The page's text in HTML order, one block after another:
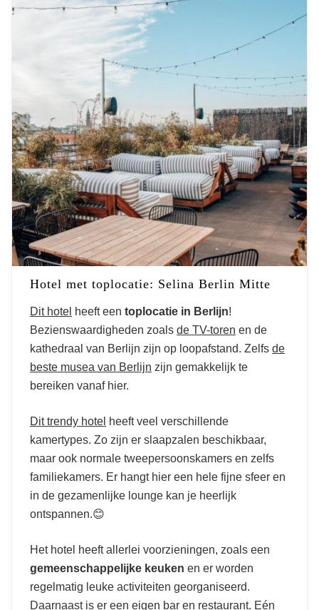
Hotel met toplocatie: Selina Berlin Mitte
Dit hotel heeft een toplocatie in Berlijn!
Bezienswaardigheden zoals de TV-toren en de
kathedraal van Berlijn zijn op loopafstand. Zelfs de
beste musea van Berlijn zijn gemakkelijk te
bereiken vanaf hier.
Dit trendy hotel heeft veel verschillende
kamertypes. Zo zijn er slaapzalen beschikbaar,
maar ook normale tweepersoonskamers en zelfs
familiekamers. Er hangt hier een hele fijne sfeer en
in de gezamenlijke lounge kan je heerlijk
ontspannen.😊
Het hotel heeft allerlei voorzieningen, zoals een
gemeenschappelijke keuken en er worden
regelmatig leuke activiteiten georganiseerd.
Daarnaast is er een eigen bar en restaurant. Eén